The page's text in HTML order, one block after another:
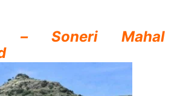
– Soneri Mahal